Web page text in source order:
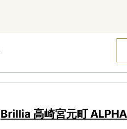
Brillia 高崎宮元町